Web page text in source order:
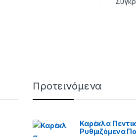
Προτεινόμενα
Καρέκλα
Ρυθμιζόμενα